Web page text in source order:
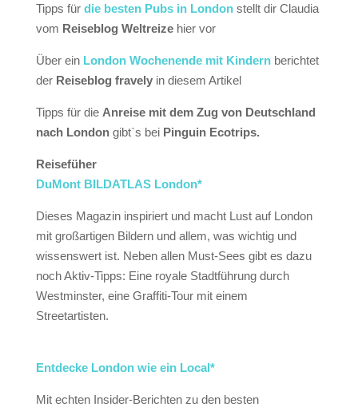
Tipps für die besten Pubs in London stellt dir Claudia
vom Reiseblog Weltreizehier vor
Über ein London Wochenende mit Kindern berichtet
der Reiseblog fravelyin diesem Artikel
Tipps für die Anreise mit dem Zug von Deutschland
nach Londongibt`s bei Pinguin Ecotrips.
Reisefüher
DuMont BILDATLAS London*
Dieses Magazin inspiriert und macht Lust auf London
mit großartigen Bildern und allem, was wichtig und
wissenswert ist. Neben allen Must-Sees gibt es dazu
noch Aktiv-Tipps: Eine royale Stadtführung durch
Westminster, eine Graffiti-Tour mit einem
Streetartisten.
Entdecke London wie ein Local*
Mit echten Insider-Berichten zu den besten